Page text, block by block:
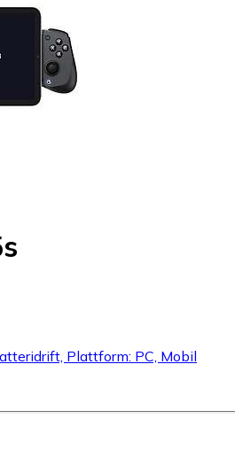
Plattform: PC, Mobil